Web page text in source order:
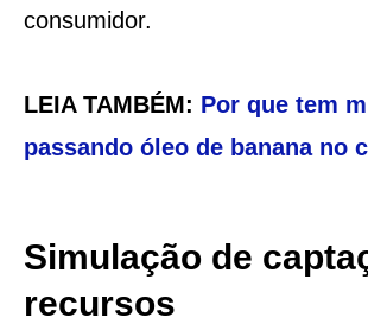
consumidor.
LEIA TAMBÉM: Por que tem
passando óleo de banana no
Simulação de
recursos